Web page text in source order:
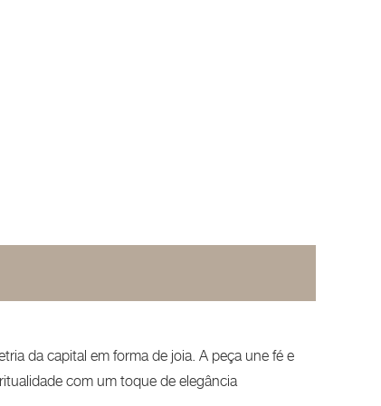
da capital em forma de joia. A peça une fé e
com um toque de elegância